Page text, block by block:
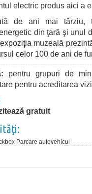
electric produs aici a
de ani mai târziu,
din ţară şi unul
muzeală
celor 100 de ani de
pentru grupuri de
pentru acreditarea
gratuit
Parcare autovehicul